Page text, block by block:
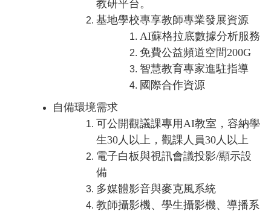
教研平台。
基地學校專享教師專業發展資源
AI蘇格拉底數據分析服務
免費公益頻道空間200G
智慧教育專家進駐指導
國際合作資源
自備環境需求
可公開觀議課專用AI教室，容納學
生30人以上，觀課人員30人以上
電子白板與視訊會議投影/顯示設
備
多媒體影音與麥克風系統
教師攝影機、學生攝影機、導播系